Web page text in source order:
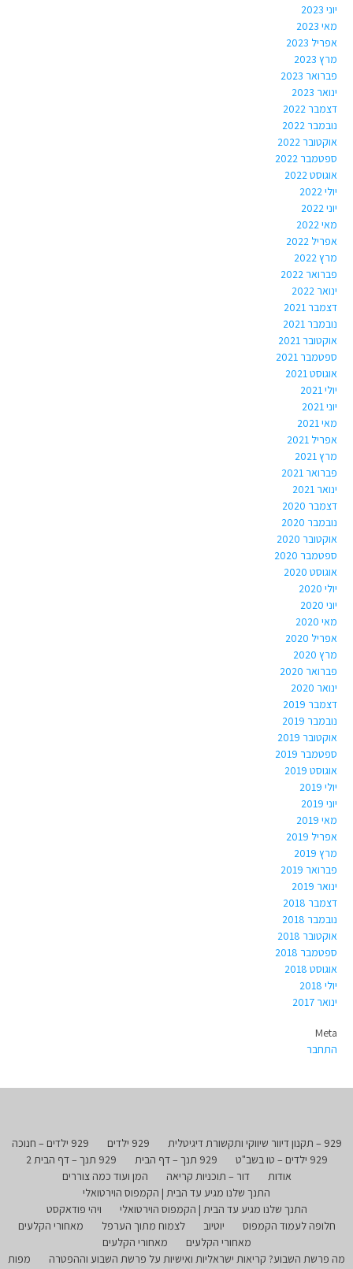
יוני 2023
מאי 2023
אפריל 2023
מרץ 2023
פברואר 2023
ינואר 2023
דצמבר 2022
נובמבר 2022
אוקטובר 2022
ספטמבר 2022
אוגוסט 2022
יולי 2022
יוני 2022
מאי 2022
אפריל 2022
מרץ 2022
פברואר 2022
ינואר 2022
דצמבר 2021
נובמבר 2021
אוקטובר 2021
ספטמבר 2021
אוגוסט 2021
יולי 2021
יוני 2021
מאי 2021
אפריל 2021
מרץ 2021
פברואר 2021
ינואר 2021
דצמבר 2020
נובמבר 2020
אוקטובר 2020
ספטמבר 2020
אוגוסט 2020
יולי 2020
יוני 2020
מאי 2020
אפריל 2020
מרץ 2020
פברואר 2020
ינואר 2020
דצמבר 2019
נובמבר 2019
אוקטובר 2019
ספטמבר 2019
אוגוסט 2019
יולי 2019
יוני 2019
מאי 2019
אפריל 2019
מרץ 2019
פברואר 2019
ינואר 2019
דצמבר 2018
נובמבר 2018
אוקטובר 2018
ספטמבר 2018
אוגוסט 2018
יולי 2018
ינואר 2017
Meta
התחבר
929 – תקנון דיוור שיווקי ותקשורת דיגיטלית 929 ילדים
929 ילדים – חנוכה
929 ילדים – טו בשב"ט
929 תנך – דף הבית
929 תנך – דף הבית 2
אודות
דור – תוכניות קריאה
המן ועוד כמה צוררים
התנך שלנו מגיע עד הבית | הקמפוס הוירטואלי
התנך שלנו מגיע עד הבית | הקמפוס הוירטואלי
ויהי פודאקסט
חלופה לעמוד הקמפוס
יוטיוב לצמוח מתוך הערפל
מאחורי הקלעים
מאחורי הקלעים
מאחורי הקלעים
מה פרשת השבוע? קריאות ישראליות ואישיות על פרשת השבוע וההפטרה
מפות